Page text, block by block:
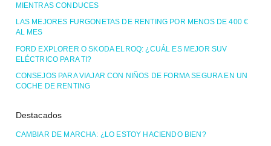
MIENTRAS CONDUCES
LAS MEJORES FURGONETAS DE RENTING POR MENOS DE 400 €
AL MES
FORD EXPLORER O SKODA ELROQ: ¿CUÁL ES MEJOR SUV
ELÉCTRICO PARA TI?
CONSEJOS PARA VIAJAR CON NIÑOS DE FORMA SEGURA EN UN
COCHE DE RENTING
Destacados
CAMBIAR DE MARCHA: ¿LO ESTOY HACIENDO BIEN?